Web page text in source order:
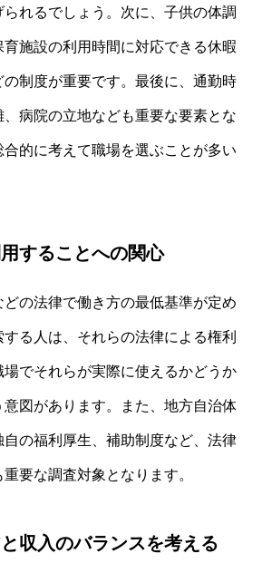
られるでしょう。次に、子供の体調
施設の利用時間に対応できる休暇
制度が重要です。最後に、通勤時
病院の立地なども重要な要素とな
合的に考えて職場を選ぶことが多い
することへの関心
の法律で働き方の最低基準が定め
る人は、それらの法律による権利
場でそれらが実際に使えるかどうか
意図があります。また、地方自治体
の福利厚生、補助制度など、法律
要な調査対象となります。
収入のバランスを考える